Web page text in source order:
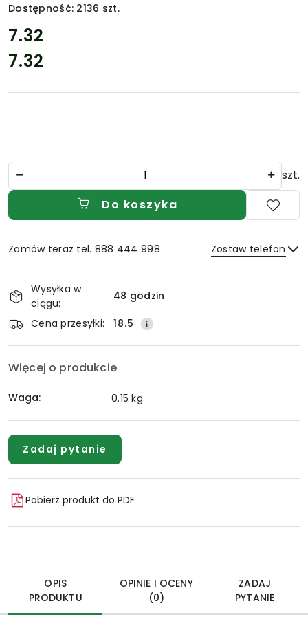
Dostępność: 2136 szt.
cena:
7.32
Cena:
7.32
szt.
Do koszyka
Zamów teraz tel. 888 444 998 Zostaw telefon
Dostępność
i
dostawa
Wysyłka w
ciągu:
48 godzin
Cena przesyłki:
18.5
Więcej o produkcie
Waga: 0.15 kg
Zadaj pytanie
Pobierz produkt do PDF
OPIS
PRODUKTU
OPINIE I OCENY
(0)
ZADAJ
PYTANIE